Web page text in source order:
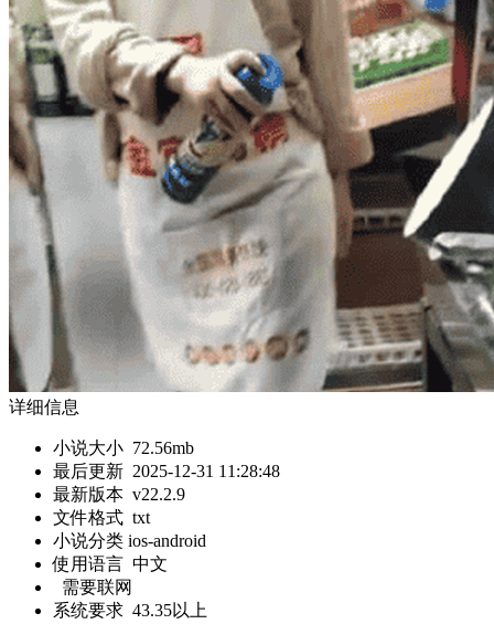
详细信息
小说大小 72.56mb
最后更新 2025-12-31 11:28:48
最新版本 v22.2.9
文件格式 txt
小说分类 ios-android
使用语言 中文
需要联网
系统要求 43.35以上